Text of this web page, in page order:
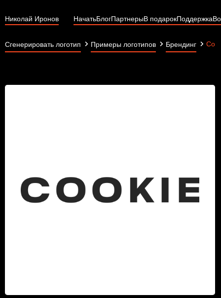
Николай Иронов НачатьБлогПартнерыВ подарокПоддержка
Сгенерировать логотип Примеры логотипов Брендинг